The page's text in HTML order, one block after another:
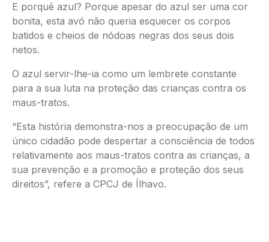
E porquê azul? Porque apesar do azul ser uma cor
bonita, esta avó não queria esquecer os corpos
batidos e cheios de nódoas negras dos seus dois
netos.
O azul servir-lhe-ia como um lembrete constante
para a sua luta na proteção das crianças contra os
maus-tratos.
“Esta história demonstra-nos a preocupação de um
único cidadão pode despertar a consciência de todos
relativamente aos maus-tratos contra as crianças, a
sua prevenção e a promoção e proteção dos seus
direitos”, refere a CPCJ de Ílhavo.